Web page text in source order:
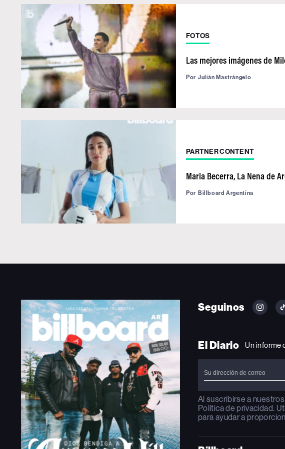
FOTOS
Las mejores imágenes de
Por Julián Mastrángelo
PARTNER CONTENT
Maria Becerra, La Nena de
Por Billboard Argentina
Seguinos
FOLLOW
ON
El Diario Un informe
Al suscribirse a
Política de privacidad.
para ayudar a